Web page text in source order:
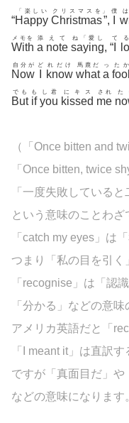
“Happy
「楽しい
Christmas
クリスマスを
”
」
,
僕
With
メモを
a
添
note
えて
saying
ね「愛し
, “
て
Now
自分が ど
know
れだけ
what
馬鹿だ
a
っ
fool
たか
But
でも
if
も
you
し君
kissed
にキス
me
され た
（「Once bitten and
「Once bitten, twice
「一度失敗している
という意味のことわざ
「catch my eyes」は
つまり「私の目を引く
「recognise」は「認
「分かる」などの意
アメリカ英語だと「
「I meant it」は直訳
ですが「真面目だ」や
などの意味になります